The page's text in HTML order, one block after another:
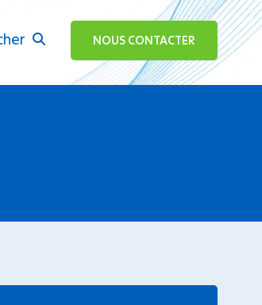
NOUS CONTACTER